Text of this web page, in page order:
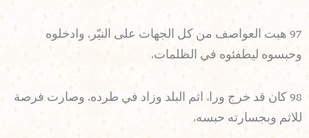
97 هبت العواصف من كل الجهات على النيّر، وادخلوه
وحبسوه ليطفئوه في الظلمات،
98 كان قد خرج وراء اثم البلد وزاد في طرده، وصارت فرصة
للاثم وبجسارته حبسه،